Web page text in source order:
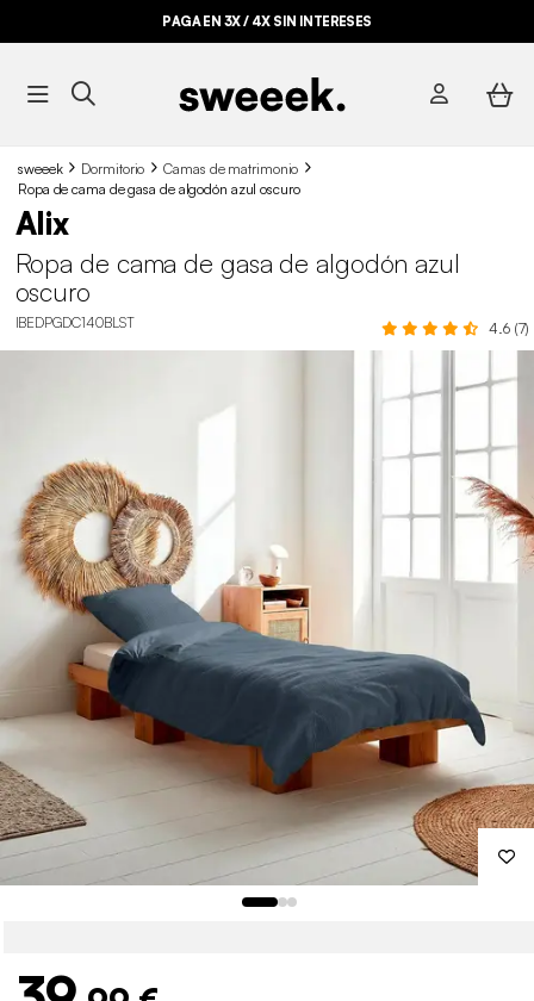
PAGA EN 3X / 4X SIN INTERESES
sweeek Dormitorio
Camas de matrimonio
Ropa de cama de gasa de algodón azul oscuro
Alix
Ropa de cama de gasa de algodón azul
oscuro
IBEDPGDC140BLST 4.6 (7)